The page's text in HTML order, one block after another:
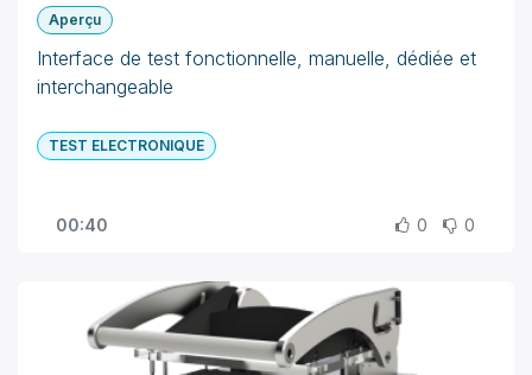
Aperçu
Interface de test fonctionnelle, manuelle, dédiée et
interchangeable
TEST ELECTRONIQUE
00:40 0 0